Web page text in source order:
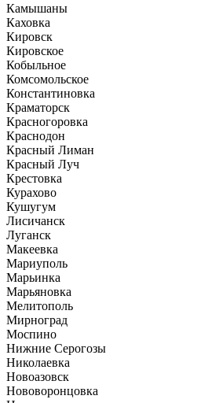
Камышаны
Каховка
Кировск
Кировское
Кобыльное
Комсомольское
Константиновка
Краматорск
Красногоровка
Краснодон
Красный Лиман
Красный Луч
Крестовка
Курахово
Кушугум
Лисичанск
Луганск
Макеевка
Мариуполь
Марьинка
Марьяновка
Мелитополь
Мирноград
Моспино
Нижние Серогозы
Николаевка
Новоазовск
Нововоронцовка